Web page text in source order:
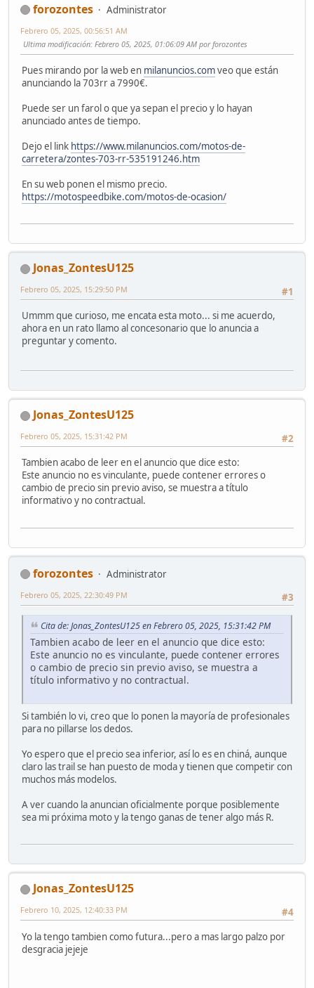
forozontes Administrator
Febrero 05, 2025, 00:56:51 AM
Ultima modificación: Febrero 05, 2025, 01:06:09 AM por forozontes
Pues mirando por la web en milanuncios.comveo que están
anunciando la 703rr a 7990€.
Puede ser un farol o que ya sepan el precio y lo hayan
anunciado antes de tiempo.
Dejo el link https://www.milanuncios.com/motos-de-
carretera/zontes-703-rr-535191246.htm
En su web ponen el mismo precio.
https://motospeedbike.com/motos-de-ocasion/
Jonas_ZontesU125
#1
Febrero 05, 2025, 15:29:50 PM
Ummm que curioso, me encata esta moto... si me acuerdo,
ahora en un rato llamo al concesonario que lo anuncia a
preguntar y comento.
Jonas_ZontesU125
#2
Febrero 05, 2025, 15:31:42 PM
Tambien acabo de leer en el anuncio que dice esto:
Este anuncio no es vinculante, puede contener errores o
cambio de precio sin previo aviso, se muestra a título
informativo y no contractual.
forozontes
Administrator
#3
Febrero 05, 2025, 22:30:49 PM
Cita de: Jonas_ZontesU125 en Febrero 05, 2025, 15:31:42 PM
Tambien acabo de leer en el anuncio que dice esto:
Este anuncio no es vinculante, puede contener errores
o cambio de precio sin previo aviso, se muestra a
título informativo y no contractual.
Si también lo vi, creo que lo ponen la mayoría de profesionales
para no pillarse los dedos.
Yo espero que el precio sea inferior, así lo es en chiná, aunque
claro las trail se han puesto de moda y tienen que competir con
muchos más modelos.
A ver cuando la anuncian oficialmente porque posiblemente
sea mi próxima moto y la tengo ganas de tener algo más R.
Jonas_ZontesU125
#4
Febrero 10, 2025, 12:40:33 PM
Yo la tengo tambien como futura...pero a mas largo palzo por
desgracia jejeje